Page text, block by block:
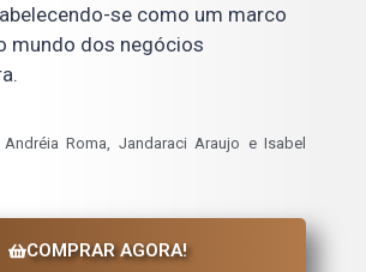
se como um marco
mundo dos negócios
Andréia Roma, Jandaraci Araujo e Isabel
COMPRAR AGORA!